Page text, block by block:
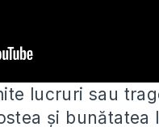
lucruri sau
și bunătatea